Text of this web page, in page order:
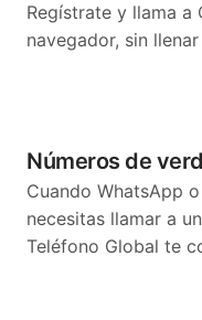
Regístrate y llama a
navegador, sin
Números de
Cuando WhatsApp
necesitas llamar a
Teléfono Global te